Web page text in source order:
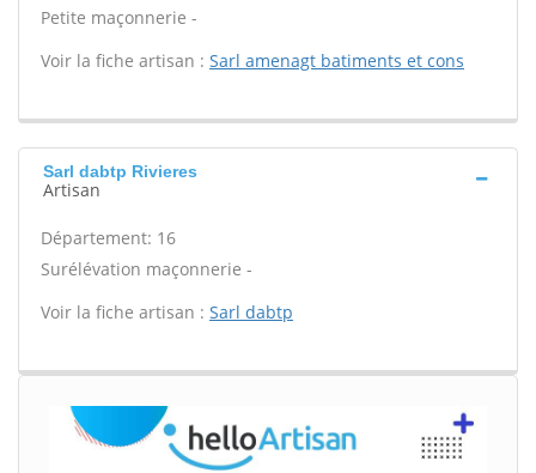
Petite maçonnerie -
Voir la fiche artisan : Sarl amenagt batiments et cons
Sarl dabtp Rivieres
Artisan
Département: 16
Surélévation maçonnerie -
Voir la fiche artisan : Sarl dabtp